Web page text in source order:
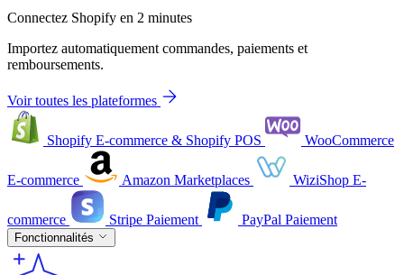
Connectez Shopify en 2 minutes
Importez automatiquement commandes, paiements et
remboursements.
Voir toutes les plateformes
Shopify E-commerce & Shopify POS WooCommerce
E-commerce Amazon Marketplaces WiziShop E-
commerce Stripe Paiement PayPal Paiement
Fonctionnalités